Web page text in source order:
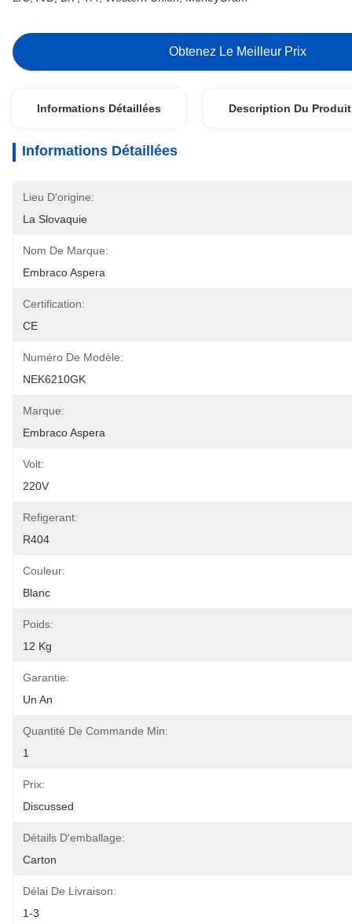
Obtenez Le Meilleur Prix
Informations Détaillées Description Du Produit
Informations Détaillées
Lieu D'origine:
La Slovaquie
Nom De Marque:
Embraco Aspera
Certification:
CE
Numéro De Modèle:
NEK6210GK
Marque:
Embraco Aspera
Volt:
220V
Refigerant:
R404
Couleur:
Blanc
Poids:
12 Kg
Garantie:
Un An
Quantité De Commande Min:
1
Prix:
Discussed
Détails D'emballage:
Carton
Délai De Livraison:
1-3